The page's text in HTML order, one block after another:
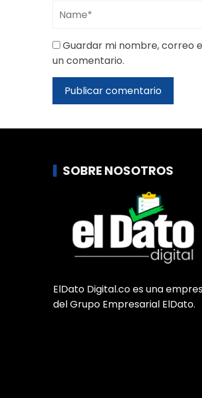
Guardar mi nombre, correo
un comentario.
SOBRE NOSOTROS
ElDato Digital.co es una
del Grupo Empresarial ElDato.